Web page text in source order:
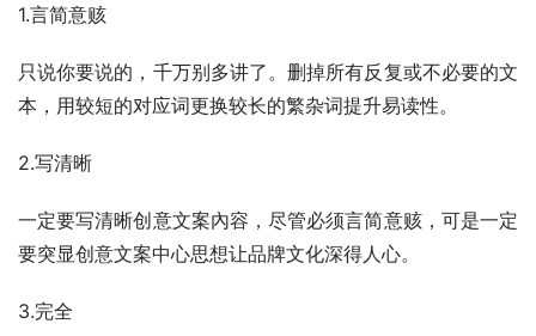
1.言简意赅
只说你要说的，千万别多讲了。删掉所有反复或不必要的文
本，用较短的对应词更换较长的繁杂词提升易读性。
2.写清晰
一定要写清晰创意文案內容，尽管必须言简意赅，可是一定
要突显创意文案中心思想让品牌文化深得人心。
3.完全